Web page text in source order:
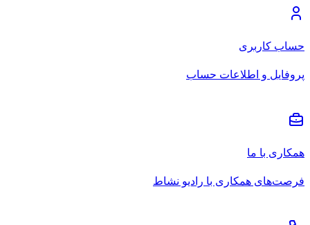
حساب کاربری
پروفایل و اطلاعات حساب
همکاری با ما
فرصت‌های همکاری با رادیو نشاط